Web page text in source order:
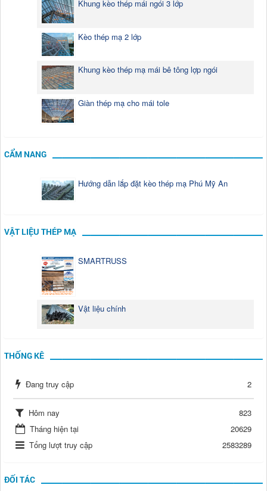
Khung kèo thép mái ngói 3 lớp
Kèo thép mạ 2 lớp
Khung kèo thép mạ mái bê tông lợp ngói
Giàn thép mạ cho mái tole
CẨM NANG
Hướng dẫn lắp đặt kèo thép mạ Phú Mỹ An
VẬT LIỆU THÉP MẠ
SMARTRUSS
Vật liệu chính
THỐNG KÊ
Đang truy cập 2
Hôm nay
823
Tháng hiện tại
20629
Tổng lượt truy cập
2583289
ĐỐI TÁC